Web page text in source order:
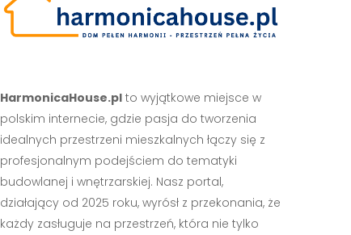
HarmonicaHouse.plto wyjątkowe miejsce w
polskim internecie, gdzie pasja do tworzenia
idealnych przestrzeni mieszkalnych łączy się z
profesjonalnym podejściem do tematyki
budowlanej i wnętrzarskiej. Nasz portal,
działający od 2025 roku, wyrósł z przekonania, że
każdy zasługuje na przestrzeń, która nie tylko